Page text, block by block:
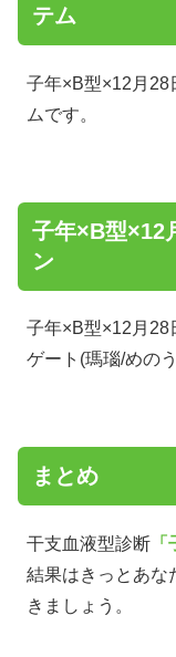
テム
子年×B型×12月28
ムです。
子年×B型×12
ン
子年×B型×12月28
ゲート(瑪瑙/めのう
まとめ
干支血液型診断
結果はきっとあな
きましょう。